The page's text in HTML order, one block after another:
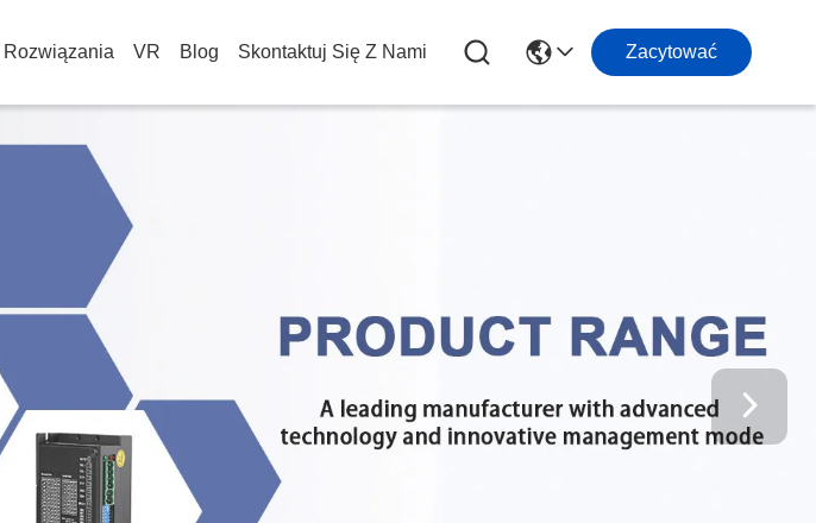
Rozwiązania VR Blog Skontaktuj Się Z Nami Zacytować